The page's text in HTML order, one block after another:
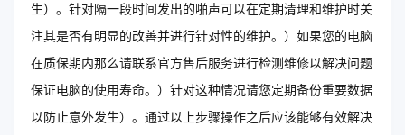
生）。针对隔一段时间发出的啪声可以在定期清理和维护时关
注其是否有明显的改善并进行针对性的维护。）如果您的电脑
在质保期内那么请联系官方售后服务进行检测维修以解决问题
保证电脑的使用寿命。）针对这种情况请您定期备份重要数据
以防止意外发生）。通过以上步骤操作之后应该能够有效解决